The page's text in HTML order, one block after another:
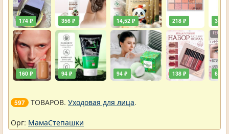
174 ₽
160 ₽
356 ₽
94 ₽
14,52 ₽
94 ₽
218 ₽
138 ₽ 65 ₽
597 ТОВАРОВ. Уходовая для лица.
Орг: МамаСтепашки